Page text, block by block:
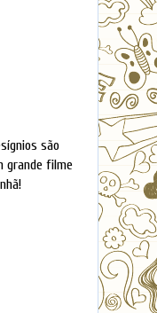
são
grande filme